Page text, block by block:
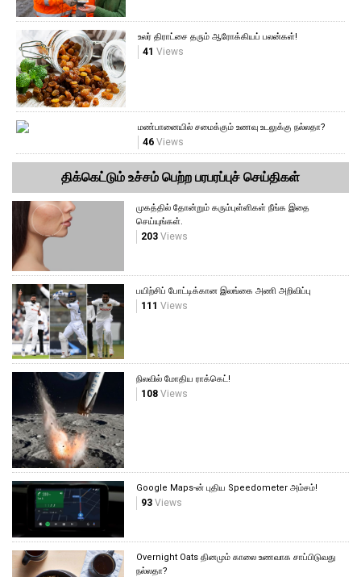
உலர் திராட்சை தரும் ஆரோக்கியப் பலன்கள்!
41 Views
மண்பானையில் சமைக்கும் உணவு உடலுக்கு நல்லதா?
46Views
திக்கெட்டும் உச்சம் பெற்ற பரபரப்புச் செய்திகள்
முகத்தில் தோன்றும் கரும்புள்ளிகள் நீங்க இதை
செய்யுங்கள்.
203 Views
பயிற்சிப் போட்டிக்கான இலங்கை அணி அறிவிப்பு
111 Views
நிலவில் மோதிய ராக்கெட்!
108 Views
Google Maps-ன் புதிய Speedometer அம்சம்!
93 Views
Overnight Oats தினமும் காலை உணவாக சாப்பிடுவது
நல்லதா?